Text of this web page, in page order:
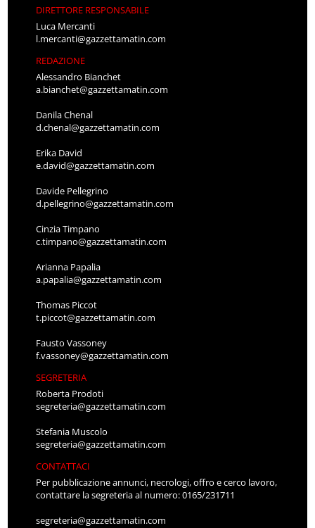
DIRETTORE RESPONSABILE
Luca Mercanti
l.mercanti@gazzettamatin.com
REDAZIONE
Alessandro Bianchet
a.bianchet@gazzettamatin.com
Danila Chenal
d.chenal@gazzettamatin.com
Erika David
e.david@gazzettamatin.com
Davide Pellegrino
d.pellegrino@gazzettamatin.com
Cinzia Timpano
c.timpano@gazzettamatin.com
Arianna Papalia
a.papalia@gazzettamatin.com
Thomas Piccot
t.piccot@gazzettamatin.com
Fausto Vassoney
f.vassoney@gazzettamatin.com
SEGRETERIA
Roberta Prodoti
segreteria@gazzettamatin.com
Stefania Muscolo
segreteria@gazzettamatin.com
CONTATTACI
Per pubblicazione annunci, necrologi, offro e cerco lavoro,
contattare la segreteria al numero: 0165/231711
segreteria@gazzettamatin.com